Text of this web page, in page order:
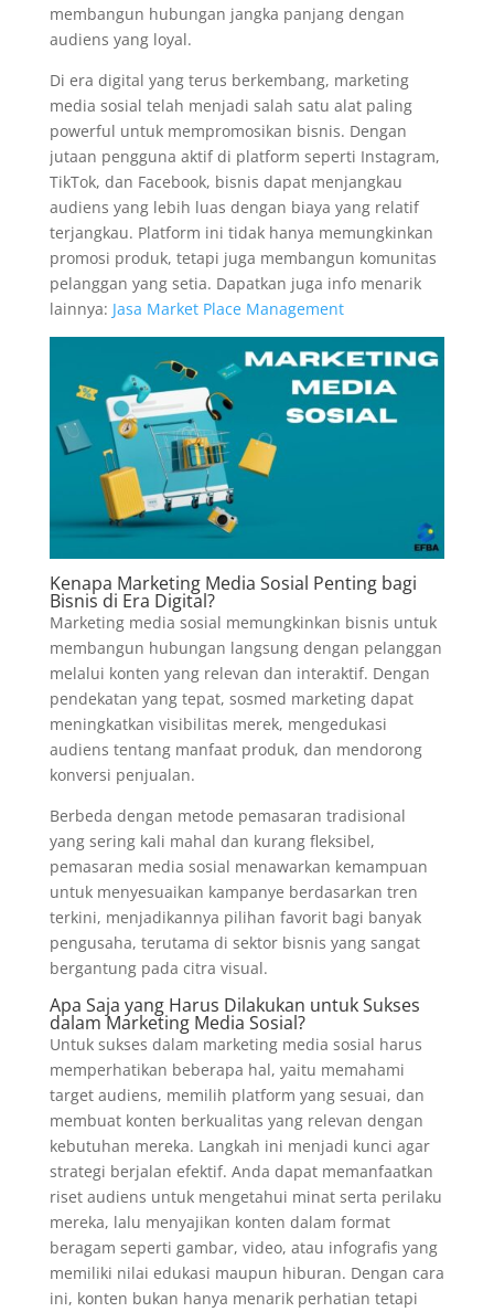
membangun hubungan jangka panjang dengan
audiens yang loyal.
Di era digital yang terus berkembang, marketing
media sosial telah menjadi salah satu alat paling
powerful untuk mempromosikan bisnis. Dengan
jutaan pengguna aktif di platform seperti Instagram,
TikTok, dan Facebook, bisnis dapat menjangkau
audiens yang lebih luas dengan biaya yang relatif
terjangkau. Platform ini tidak hanya memungkinkan
promosi produk, tetapi juga membangun komunitas
pelanggan yang setia. Dapatkan juga info menarik
lainnya: Jasa Market Place Management
Kenapa Marketing Media Sosial Penting bagi
Bisnis di Era Digital?
Marketing media sosial memungkinkan bisnis untuk
membangun hubungan langsung dengan pelanggan
melalui konten yang relevan dan interaktif. Dengan
pendekatan yang tepat, sosmed marketing dapat
meningkatkan visibilitas merek, mengedukasi
audiens tentang manfaat produk, dan mendorong
konversi penjualan.
Berbeda dengan metode pemasaran tradisional
yang sering kali mahal dan kurang fleksibel,
pemasaran media sosial menawarkan kemampuan
untuk menyesuaikan kampanye berdasarkan tren
terkini, menjadikannya pilihan favorit bagi banyak
pengusaha, terutama di sektor bisnis yang sangat
bergantung pada citra visual.
Apa Saja yang Harus Dilakukan untuk Sukses
dalamMarketing Media Sosial?
Untuk sukses dalam marketing media sosial harus
memperhatikan beberapa hal, yaitu memahami
target audiens, memilih platform yang sesuai, dan
membuat konten berkualitas yang relevan dengan
kebutuhan mereka. Langkah ini menjadi kunci agar
strategi berjalan efektif. Anda dapat memanfaatkan
riset audiens untuk mengetahui minat serta perilaku
mereka, lalu menyajikan konten dalam format
beragam seperti gambar, video, atau infografis yang
memiliki nilai edukasi maupun hiburan. Dengan cara
ini, konten bukan hanya menarik perhatian tetapi